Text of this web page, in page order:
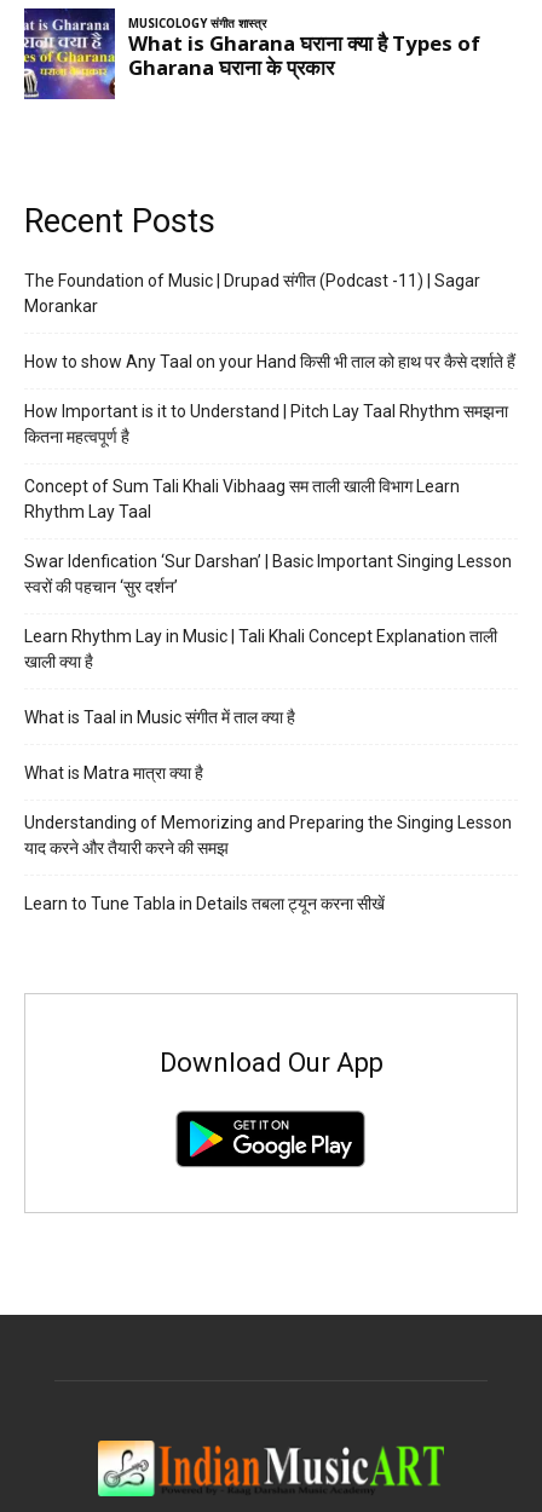
Recent Posts
The Foundation of Music | Drupad संगीत (Podcast -11) | Sagar
Morankar
How to show Any Taal on your Hand किसी भी ताल को हाथ पर कैसे दर्शाते हैं
How Important is it to Understand | Pitch Lay Taal Rhythm समझना
कितना महत्वपूर्ण है
Concept of Sum Tali Khali Vibhaag सम ताली खाली विभाग Learn
Rhythm Lay Taal
Swar Idenfication ‘Sur Darshan’ | Basic Important Singing Lesson
स्वरों की पहचान ‘सुर दर्शन’
Learn Rhythm Lay in Music | Tali Khali Concept Explanation ताली
खाली क्या है
What is Taal in Music संगीत में ताल क्या है
What is Matra मात्रा क्या है
Understanding of Memorizing and Preparing the Singing Lesson
याद करने और तैयारी करने की समझ
Learn to Tune Tabla in Details तबला ट्यून करना सीखें
Download Our App